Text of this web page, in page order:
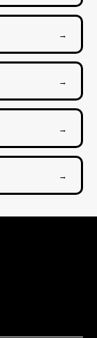
→
→
→
→